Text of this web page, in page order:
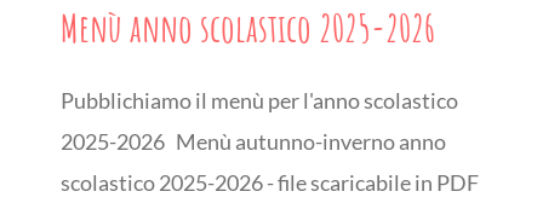
Menù anno scolastico 2025-2026
Pubblichiamo il menù per l'anno scolastico
2025-2026 Menù autunno-inverno anno
scolastico 2025-2026 - file scaricabile in PDF